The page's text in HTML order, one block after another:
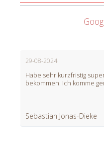
29-08-2024
Habe sehr kurzfristig
bekommen. Ich komme
Sebastian Jonas-Dieke